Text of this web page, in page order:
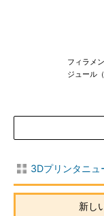
フィラメ
ジュール
3Dプリンタニュ
新し